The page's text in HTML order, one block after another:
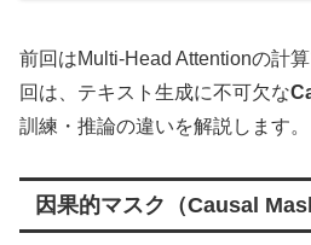
前回はMulti-Head Attentionの計
回は、テキスト生成に不可欠な
訓練・推論の違いを解説します。
因果的マスク（Causal